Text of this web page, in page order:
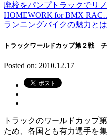
廃校をパンプトラックでリ
HOMEWORK for BMX
ランニングバイクの魅力と
トラックワールドカップ第２戦
Posted on: 2010.12.17
トラックのワールドカップ
ため、各国とも有力選手を